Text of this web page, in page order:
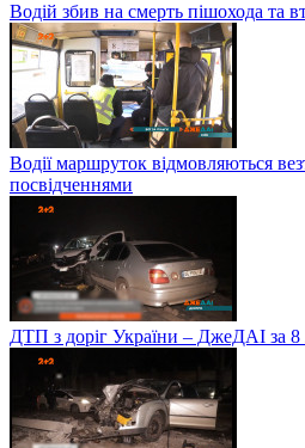
Водій збив на смерть пішохода та
Водії маршруток відмовляються
посвідченнями
ДТП з доріг України – ДжеДАІ за